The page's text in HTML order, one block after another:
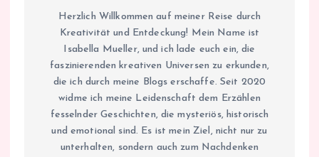
Herzlich Willkommen auf meiner Reise durch
Kreativität und Entdeckung! Mein Name ist
Isabella Mueller, und ich lade euch ein, die
faszinierenden kreativen Universen zu erkunden,
die ich durch meine Blogs erschaffe. Seit 2020
widme ich meine Leidenschaft dem Erzählen
fesselnder Geschichten, die mysteriös, historisch
und emotional sind. Es ist mein Ziel, nicht nur zu
unterhalten, sondern auch zum Nachdenken